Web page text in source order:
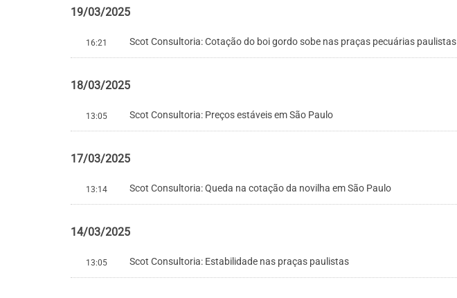
19/03/2025
16:21 Scot Consultoria: Cotação do boi gordo sobe nas praças pecuárias paulistas
18/03/2025
13:05 Scot Consultoria: Preços estáveis em São Paulo
17/03/2025
13:14 Scot Consultoria: Queda na cotação da novilha em São Paulo
14/03/2025
13:05 Scot Consultoria: Estabilidade nas praças paulistas